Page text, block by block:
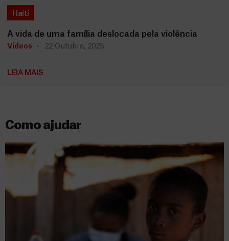
Haiti
A vida de uma família deslocada pela violência
Vídeos 22 Outubro, 2025
LEIA MAIS
Como ajudar